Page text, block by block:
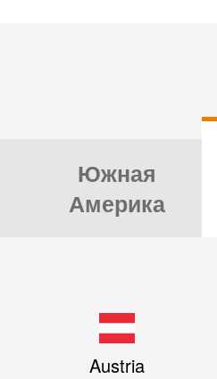
Южная
Америка
Austria